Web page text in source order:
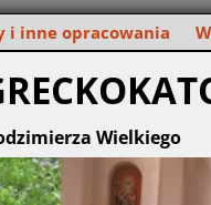
i inne opracowania
Wielkiego